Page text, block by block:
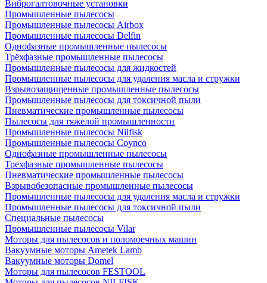
Виброгалтовочные установки
Промышленные пылесосы
Промышленные пылесосы Airbox
Промышленные пылесосы Delfin
Однофазные промышленные пылесосы
Трёхфазные промышленные пылесосы
Промышленные пылесосы для жидкостей
Промышленные пылесосы для удаления масла и стружки
Взрывозащищенные промышленные пылесосы
Промышленные пылесосы для токсичной пыли
Пневматические промышленные пылесосы
Пылесосы для тяжелой промышленности
Промышленные пылесосы Nilfisk
Промышленные пылесосы Coynco
Однофазные промышленные пылесосы
Трехфазные промышленные пылесосы
Пневматические промышленные пылесосы
Взрывобезопасные промышленные пылесосы
Промышленные пылесосы для удаления масла и стружки
Промышленные пылесосы для токсичной пыли
Специальные пылесосы
Промышленные пылесосы Vilar
Моторы для пылесосов и поломоечных машин
Вакуумные моторы Ametek Lamb
Вакуумные моторы Domel
Моторы для пылесосов FESTOOL